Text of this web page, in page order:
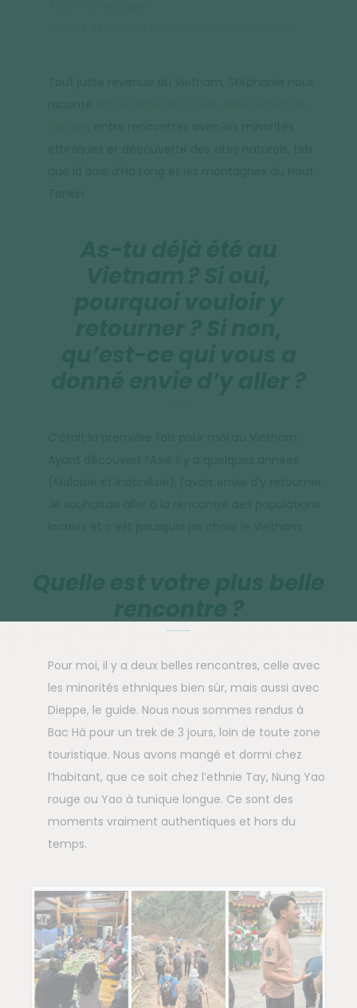
Pour moi, il y a deux belles rencontres, celle avec
les minorités ethniques bien sûr, mais aussi avec
Dieppe, le guide. Nous nous sommes rendus à
Bac Hà pour un trek de 3 jours, loin de toute zone
touristique. Nous avons mangé et dormi chez
l’habitant, que ce soit chez l’ethnie Tay, Nung Yao
rouge ou Yao à tunique longue. Ce sont des
moments vraiment authentiques et hors du
temps.